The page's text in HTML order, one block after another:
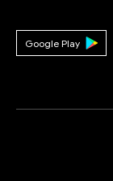
Google Play